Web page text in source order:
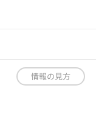
情報の見方